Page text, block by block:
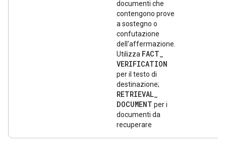
documenti che
contengono prove
a sostegno o
confutazione
dell'affermazione.
Utilizza FACT_
VERIFICATION
per il testo di
destinazione;
RETRIEVAL_
DOCUMENT per i
documenti da
recuperare